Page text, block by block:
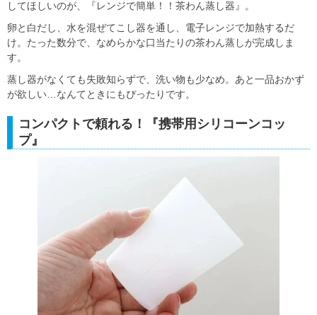
してほしいのが、『レンジで簡単！！茶わん蒸し器』。
卵と白だし、水を混ぜてこし器を通し、電子レンジで加熱するだ
け。たった数分で、なめらかな口当たりの茶わん蒸しが完成しま
す。
蒸し器がなくても失敗知らずで、洗い物も少なめ。あと一品おかず
が欲しい…なんてときにもぴったりです。
コンパクトで頼れる！『携帯用シリコーンコッ
プ』